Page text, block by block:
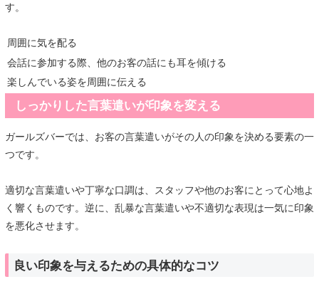
す。
周囲に気を配る
会話に参加する際、他のお客の話にも耳を傾ける
楽しんでいる姿を周囲に伝える
しっかりした言葉遣いが印象を変える
ガールズバーでは、お客の言葉遣いがその人の印象を決める要素の一
つです。
適切な言葉遣いや丁寧な口調は、スタッフや他のお客にとって心地よ
く響くものです。逆に、乱暴な言葉遣いや不適切な表現は一気に印象
を悪化させます。
良い印象を与えるための具体的なコツ